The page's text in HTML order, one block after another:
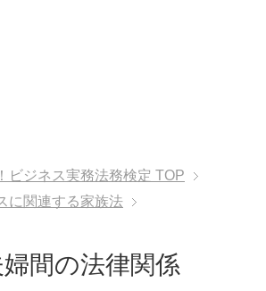
ビジネス実務法務検定 TOP
関連する家族法
間の法律関係